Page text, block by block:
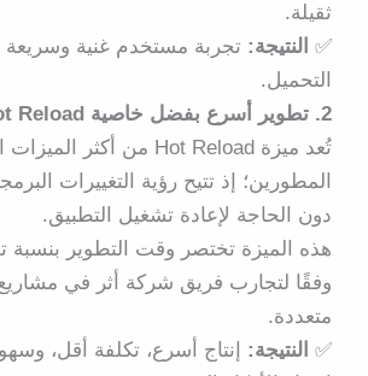
ثقيلة.
✅ النتيجة: تجربة مستخدم غنية
التحميل.
2. تطوير أسرع بفضل خاصية Hot Reload
تُعد ميزة Hot Reload من أكثر الميزات
المطورين؛ إذ تتيح رؤية التغييرات
دون الحاجة لإعادة تشغيل التطبيق.
هذه الميزة تختصر وقت التطوير بنسبة
متعددة.
✅ النتيجة: إنتاج أسرع، تكلفة أقل،